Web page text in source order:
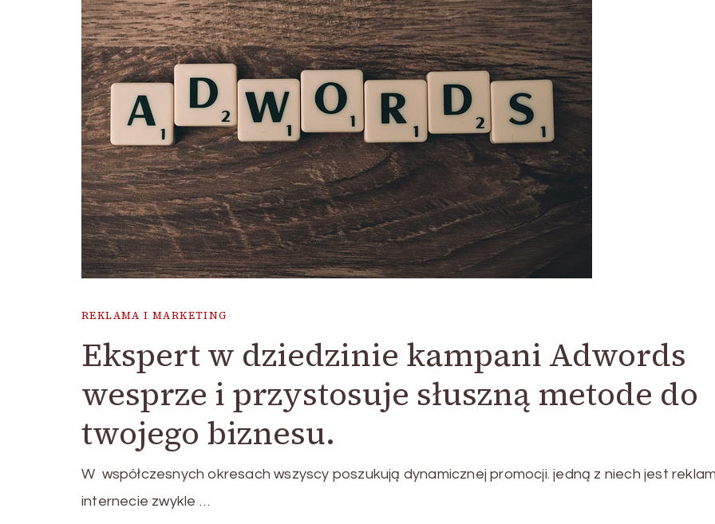
REKLAMA I MARKETING
Ekspert w dziedzinie kampani Adwords
wesprze i przystosuje słuszną metode do
twojego biznesu.
W współczesnych okresach wszyscy poszukują dynamicznej promocji. jedną z niech jest
internecie zwykle …